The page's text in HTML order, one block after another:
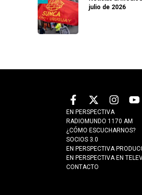
julio de 2026
EN PERSPECTIVA
RADIOMUNDO 1170 AM
¿CÓMO ESCUCHARNOS?
SOCIOS 3.0
EN PERSPECTIVA
EN PERSPECTIVA EN
CONTACTO